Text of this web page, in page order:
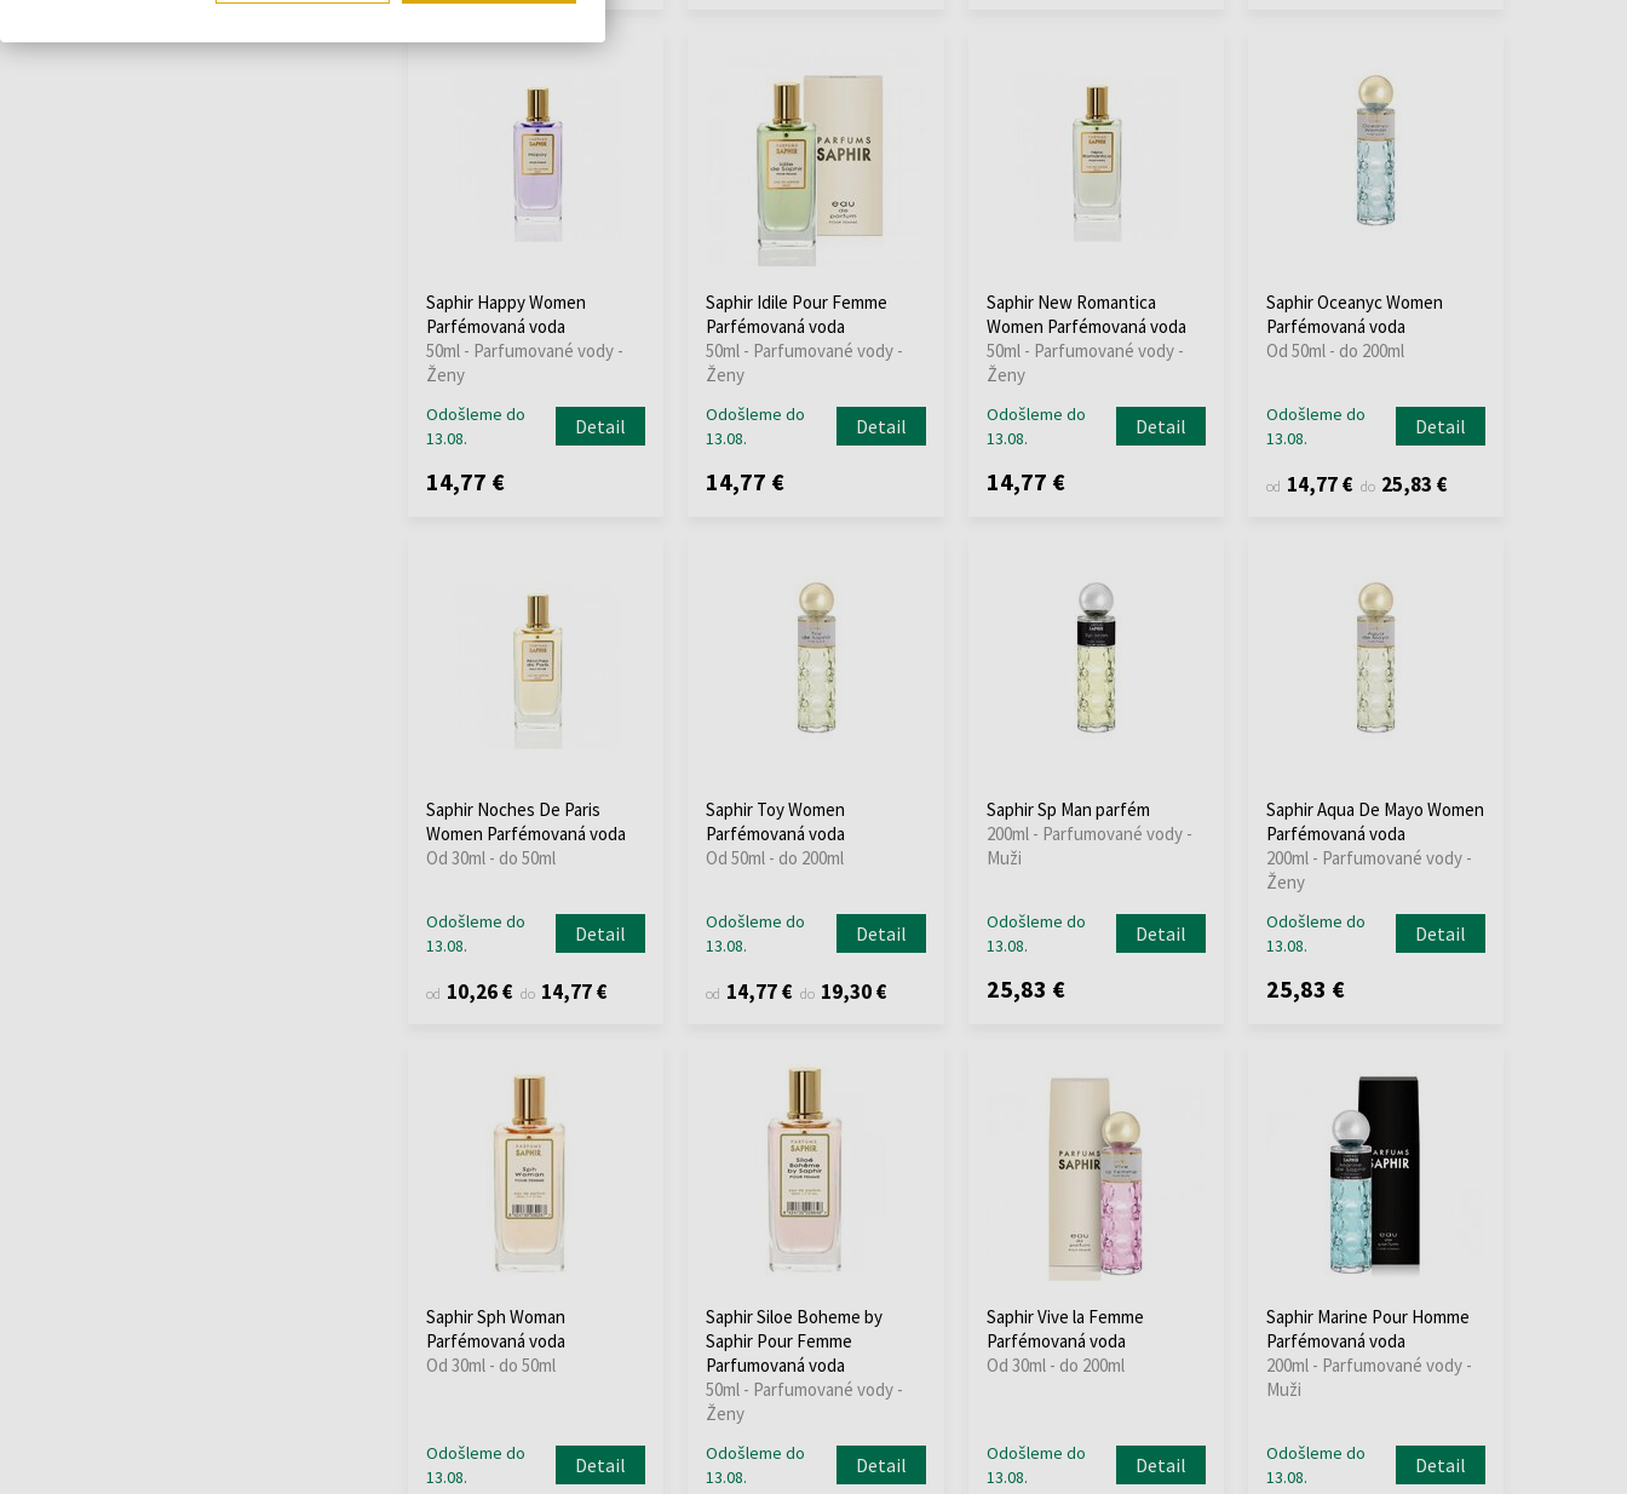
Saphir Happy Women
Parfémovaná voda
50ml - Parfumované vody -
Ženy
Odošleme do
13.08.
Detail
14,77 €
Saphir Idile Pour Femme
Parfémovaná voda
50ml - Parfumované vody -
Ženy
Odošleme do
13.08.
Detail
14,77 €
Saphir New Romantica
Women Parfémovaná voda
50ml - Parfumované vody -
Ženy
Odošleme do
13.08.
Detail
14,77 €
Saphir Oceanyc Women
Parfémovaná voda
Od 50ml - do 200ml
Odošleme do
13.08.
Detail
od 14,77 € do 25,83 €
Saphir Noches De Paris
Women Parfémovaná voda
Od 30ml - do 50ml
Odošleme do
13.08.
Detail
od 10,26 € do 14,77 €
Saphir Toy Women
Parfémovaná voda
Od 50ml - do 200ml
Odošleme do
13.08.
Detail
od 14,77 € do 19,30 €
Saphir Sp Man parfém
200ml - Parfumované vody -
Muži
Odošleme do
13.08.
Detail
25,83 €
Saphir Aqua De Mayo Women
Parfémovaná voda
200ml - Parfumované vody -
Ženy
Odošleme do
13.08.
Detail
25,83 €
Saphir Sph Woman
Parfémovaná voda
Od 30ml - do 50ml
Odošleme do
13.08.
Detail
Saphir Siloe Boheme by
Saphir Pour Femme
Parfumovaná voda
50ml - Parfumované vody -
Ženy
Odošleme do
13.08.
Detail
Saphir Vive la Femme
Parfémovaná voda
Od 30ml - do 200ml
Odošleme do
13.08.
Detail
Saphir Marine Pour Homme
Parfémovaná voda
200ml - Parfumované vody -
Muži
Odošleme do
13.08.
Detail